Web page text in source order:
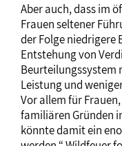
Aber auch, dass im
Frauen seltener
der Folge niedrigere
Entstehung von
Beurteilungssystem
Leistung und
Vor allem für
familiären Gründen
könnte damit ein